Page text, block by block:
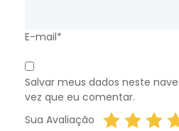
E-mail*
Salvar meus dados neste
vez que eu comentar.
Sua Avaliação